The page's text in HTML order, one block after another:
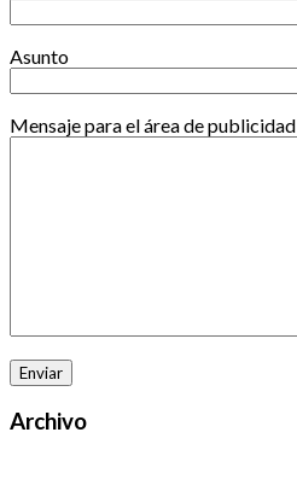
Asunto
Mensaje para el área de publicidad
Archivo